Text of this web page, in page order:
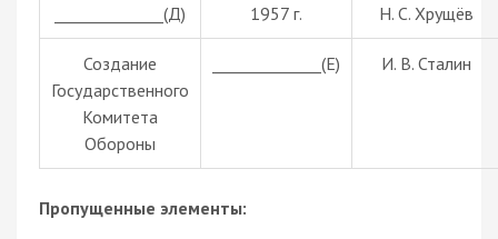
______________(Д) 1957 г. Н. С. Хрущёв
Создание
Государственного
Комитета
Обороны
______________(Е) И. В. Сталин
Пропущенные элементы: